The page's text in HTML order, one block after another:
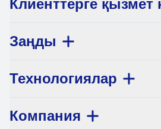
Клиенттерге қызмет
Заңды
Технологиялар
Компания